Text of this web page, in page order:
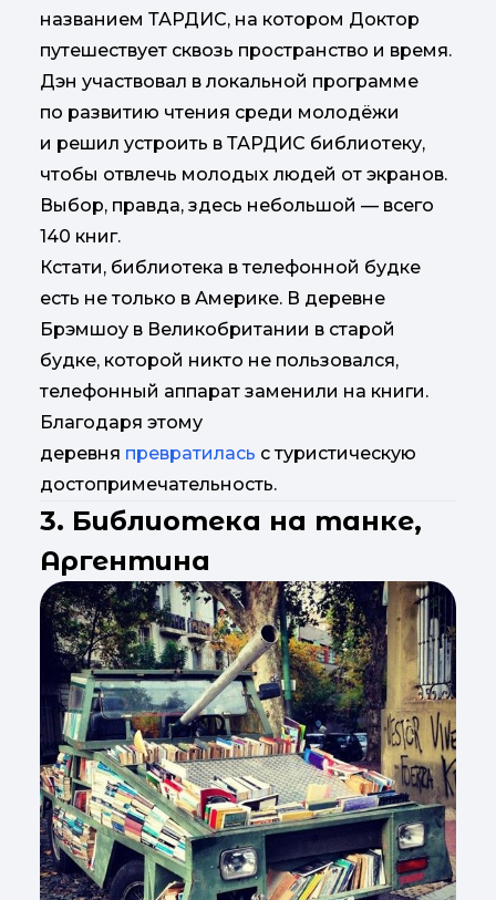
названием ТАРДИС, на котором Доктор
путешествует сквозь пространство и время.
Дэн участвовал в локальной программе
по развитию чтения среди молодёжи
и решил устроить в ТАРДИС библиотеку,
чтобы отвлечь молодых людей от экранов.
Выбор, правда, здесь небольшой — всего
140 книг.
Кстати, библиотека в телефонной будке
есть не только в Америке. В деревне
Брэмшоу в Великобритании в старой
будке, которой никто не пользовался,
телефонный аппарат заменили на книги.
Благодаря этому
деревня превратилась с туристическую
достопримечательность.
3. Библиотека на танке,
Аргентина